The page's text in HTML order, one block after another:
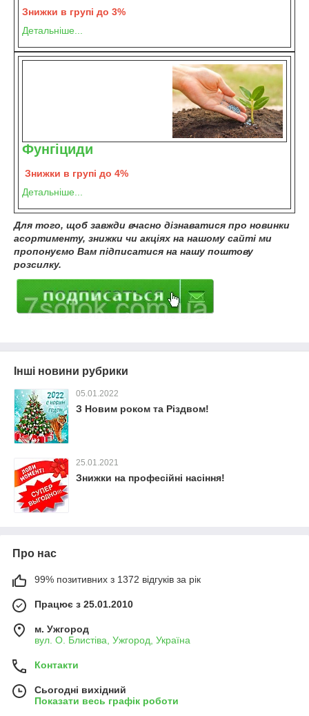
Знижки в групі до 3%
Детальніше...
Фунгіциди
Знижки в групі до 4%
Детальніше...
Для того, щоб завжди вчасно дізнаватися про новинки
асортименту, знижки чи акціях на нашому сайті ми
пропонуємо Вам підписатися на нашу поштову
розсилку.
Інші новини рубрики
05.01.2022
З Новим роком та Різдвом!
25.01.2021
Знижки на професійні насіння!
Про нас
99% позитивних з 1372 відгуків за рік
Працює з 25.01.2010
м. Ужгород
вул. О. Блистіва, Ужгород, Україна
Контакти
Сьогодні вихідний
Показати весь графік роботи